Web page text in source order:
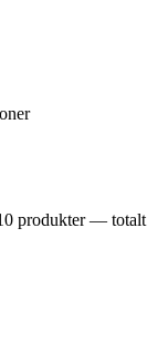
produkter — totalt